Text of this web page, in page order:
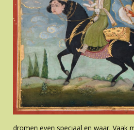
dromen even speciaal en waar. Vaak